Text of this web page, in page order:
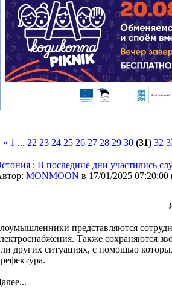
« 1 ... 22 23 24 25 26 27 28 29 30 (31) 32
: В последние дни участились
MONMOON в 17/01/2025 07:20:00
представляются
Также сохраняются
других ситуациях, с помощью